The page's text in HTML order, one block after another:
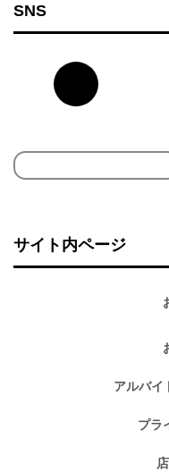
SNS
検
サイト内ページ
アルバイ
プラ